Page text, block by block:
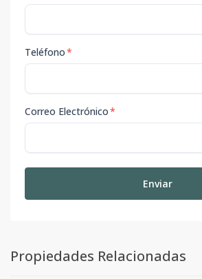
Teléfono*
Correo Electrónico*
Enviar
Propiedades Relacionadas